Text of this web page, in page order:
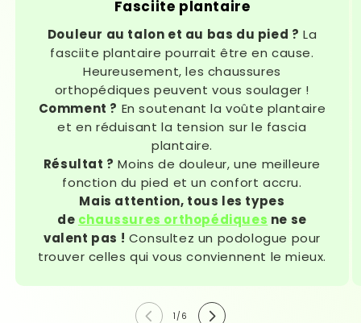
Fasciite plantaire
Douleur au talon et au bas du pied ? La
fasciite plantaire pourrait être en cause.
Heureusement, les chaussures
orthopédiques peuvent vous soulager !
Comment ? En soutenant la voûte plantaire
et en réduisant la tension sur le fascia
plantaire.
Résultat ? Moins de douleur, une meilleure
fonction du pied et un confort accru.
Mais attention, tous les types
de chaussures orthopédiques ne se
valent pas ! Consultez un podologue pour
trouver celles qui vous conviennent le mieux.
1 /de
6